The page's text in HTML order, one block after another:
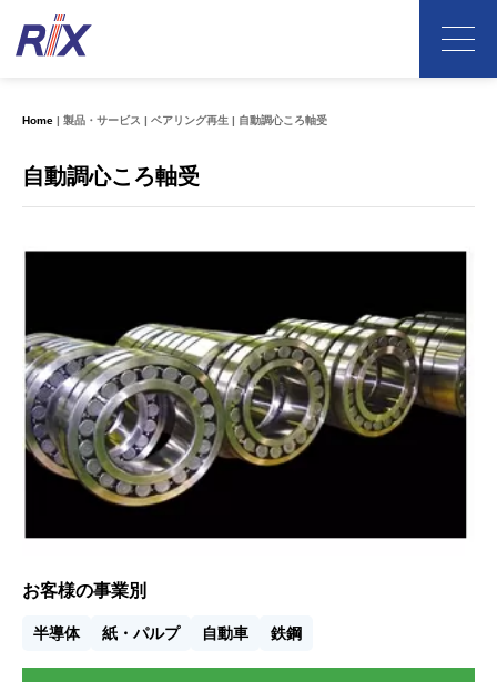
Home 製品・サービス ベアリング再生 自動調心ころ軸受
自動調心ころ軸受
お客様の事業別
半導体 紙・パルプ 自動車 鉄鋼